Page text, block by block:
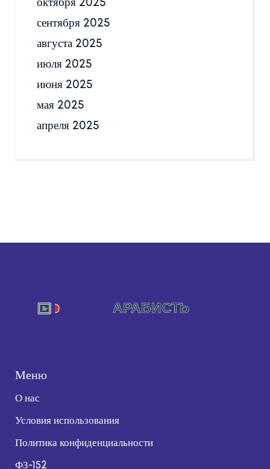
октября 2025
сентября 2025
августа 2025
июля 2025
июня 2025
мая 2025
апреля 2025
Меню
О нас
Условия использования
Политика конфиденциальности
ФЗ-152